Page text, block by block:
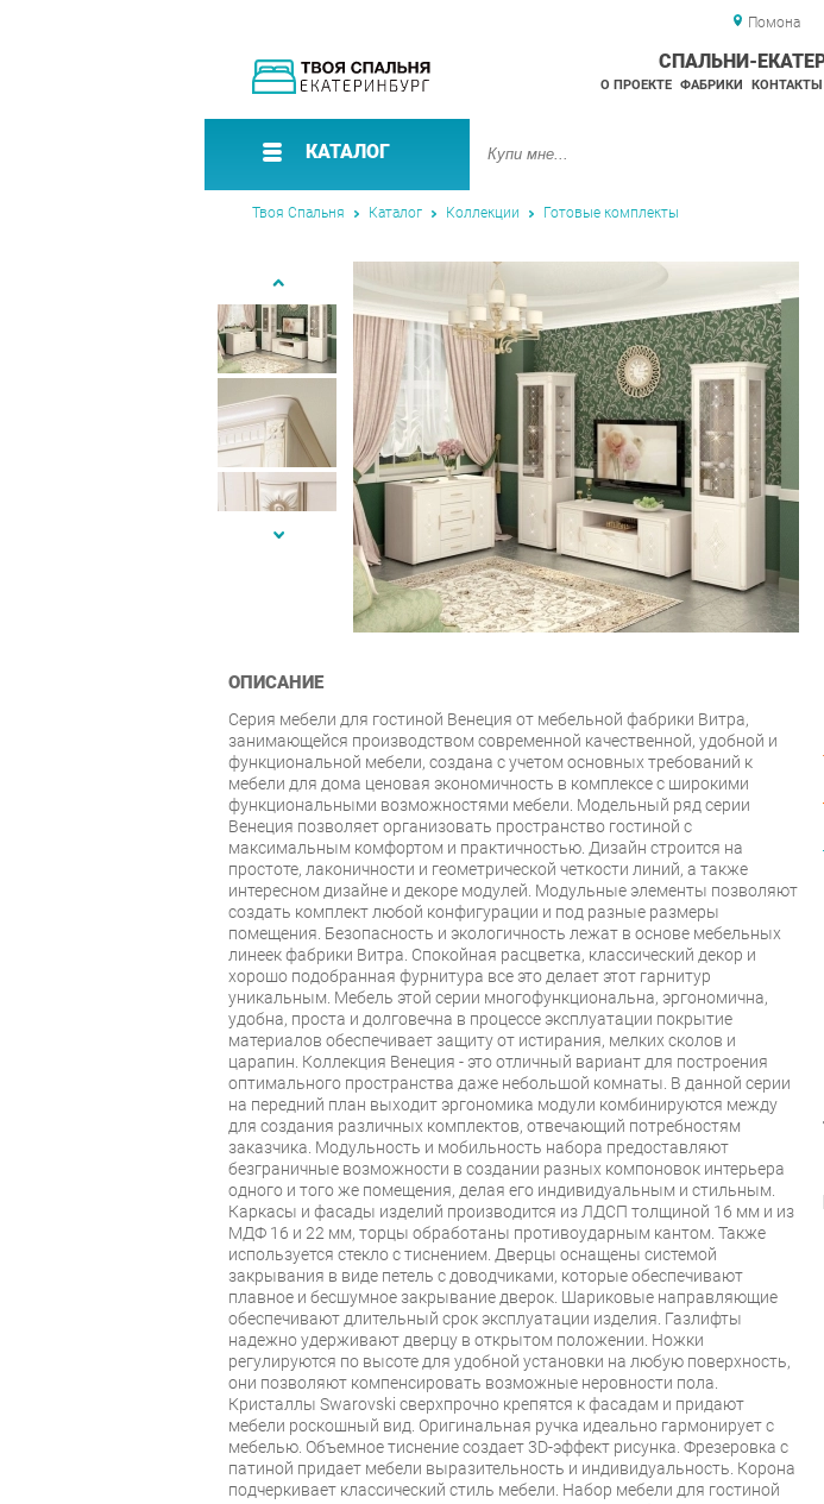
Помона
СПАЛЬНИ-
О ПРОЕКТЕ ФАБРИКИ КОНТАКТЫ
КАТАЛОГ
Твоя Спальня Каталог Коллекции Готовые комплекты
ОПИСАНИЕ
Серия мебели для гостиной Венеция от мебельной фабрики Витра,
занимающейся производством современной качественной, удобной и
функциональной мебели, создана с учетом основных требований к
мебели для дома ценовая экономичность в комплексе с широкими
функциональными возможностями мебели. Модельный ряд серии
Венеция позволяет организовать пространство гостиной с
максимальным комфортом и практичностью. Дизайн строится на
простоте, лаконичности и геометрической четкости линий, а также
интересном дизайне и декоре модулей. Модульные элементы позволяют
создать комплект любой конфигурации и под разные размеры
помещения. Безопасность и экологичность лежат в основе мебельных
линеек фабрики Витра. Спокойная расцветка, классический декор и
хорошо подобранная фурнитура все это делает этот гарнитур
уникальным. Мебель этой серии многофункциональна, эргономична,
удобна, проста и долговечна в процессе эксплуатации покрытие
материалов обеспечивает защиту от истирания, мелких сколов и
царапин. Коллекция Венеция - это отличный вариант для построения
оптимального пространства даже небольшой комнаты. В данной серии
на передний план выходит эргономика модули комбинируются между
для создания различных комплектов, отвечающий потребностям
заказчика. Модульность и мобильность набора предоставляют
безграничные возможности в создании разных компоновок интерьера
одного и того же помещения, делая его индивидуальным и стильным.
Каркасы и фасады изделий производится из ЛДСП толщиной 16 мм и из
МДФ 16 и 22 мм, торцы обработаны противоударным кантом. Также
используется стекло с тиснением. Дверцы оснащены системой
закрывания в виде петель с доводчиками, которые обеспечивают
плавное и бесшумное закрывание дверок. Шариковые направляющие
обеспечивают длительный срок эксплуатации изделия. Газлифты
надежно удерживают дверцу в открытом положении. Ножки
регулируются по высоте для удобной установки на любую поверхность,
они позволяют компенсировать возможные неровности пола.
Кристаллы Swarovski сверхпрочно крепятся к фасадам и придают
мебели роскошный вид. Оригинальная ручка идеально гармонирует с
мебелью. Объемное тиснение создает 3D-эффект рисунка. Фрезеровка с
патиной придает мебели выразительность и индивидуальность. Корона
подчеркивает классический стиль мебели. Набор мебели для гостиной